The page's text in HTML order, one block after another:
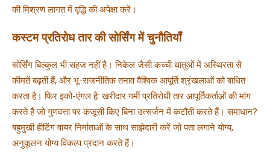
की मिश्रण लागत में वृद्धि की अपेक्षा करें।
कस्टम प्रतिरोध तार की सोर्सिंग में चुनौतियाँ
सोर्सिंग बिल्कुल भी सहज नहीं है। निकेल जैसी कच्ची धातुओं में अस्थिरता से
कीमतें बढ़ती हैं, और भू-राजनीतिक तनाव वैश्विक आपूर्ति श्रृंखलाओं को बाधित
करता है। फिर इको-एंगल है: खरीदार गर्मी प्रतिरोधी तार आपूर्तिकर्ताओं की मांग
करते हैं जो गुणवत्ता पर कंजूसी किए बिना उत्सर्जन में कटौती करते हैं। समाधान?
बहुमुखी हीटिंग वायर निर्माताओं के साथ साझेदारी करें जो पता लगाने योग्य,
अनुकूलन योग्य विकल्प प्रदान करते हैं।